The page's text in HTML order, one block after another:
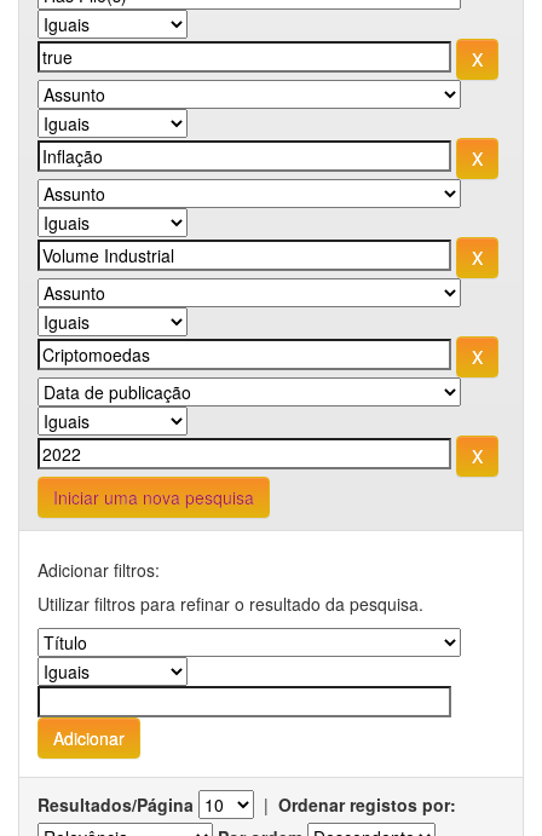
Iniciar uma nova pesquisa
Adicionar filtros:
Utilizar filtros para refinar o resultado da pesquisa.
Resultados/Página | Ordenar registos por: